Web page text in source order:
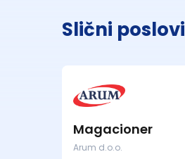
Slični poslovi
Magacioner
Arum d.o.o.